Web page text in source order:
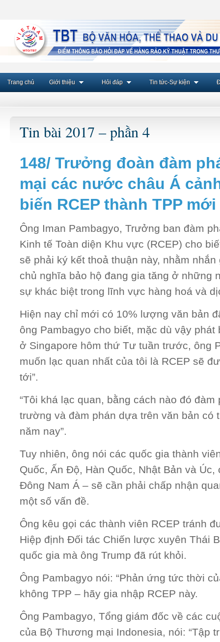
Trang chủ Giới thiệu Hỏi đáp Tin tức-Sự kiện
Tin bài 2017 – phần 4
148/ Trưởng đoàn đàm
mại các nước châu Á
biến RCEP thành TPP mới
Ông Iman Pambagyo, Trưởng ban đàm
Kinh tế Toàn diện Khu vực (RCEP) cho
sẽ phải ký kết thoả thuận này, nhằm
chủ nghĩa bảo hộ đang gia tăng ở những
sự khác biệt trong lĩnh vực hàng hoá và
Hiện nay chỉ mới có 10% lượng văn bản
ông Pambagyo cho biết, mặc dù vậy phát
ở Singapore hôm thứ Tư tuần trước, ông
muốn lạc quan nhất của tôi là RCEP sẽ
tới”.
“Tôi khá lạc quan, bằng cách nào đó
trường và đàm phán dựa trên văn bản có
năm nay”.
Tuy nhiên, ông nói các quốc gia thành
Quốc, Ấn Độ, Hàn Quốc, Nhật Bản và
Đông Nam Á – sẽ cần phải chấp nhận
một số vấn đề.
Ông kêu gọi các thành viên RCEP tránh
Hiệp định Đối tác Chiến lược xuyên Thái
quốc gia mà ông Trump đã rút khỏi.
Ông Pambagyo nói: “Phản ứng tức thời
không TPP – hãy gia nhập RCEP này.
Ông Pambagyo, Tổng giám đốc về các
của Bộ Thương mại Indonesia, nói: “Tập